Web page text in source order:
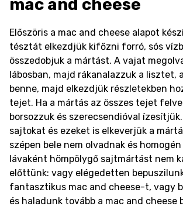
mac and cheese
Előszöris a mac and cheese alapot
tésztát elkezdjük kifőzni forró, sós
összedobjuk a mártást. A vajat
lábosban, majd rákanalazzuk a lisztet,
benne, majd elkezdjük részletekben
tejet. Ha a mártás az összes tejet
borsozzuk és szerecsendióval
sajtokat és ezeket is elkeverjük a
szépen bele nem olvadnak és
lávaként hömpölygő sajtmártást nem
előttünk: vagy elégedetten
fantasztikus mac and cheese-t, vagy
és haladunk tovább a mac and cheese